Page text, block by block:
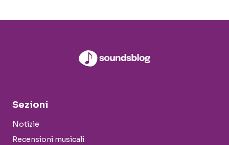
Sezioni
Notizie
Recensioni musicali